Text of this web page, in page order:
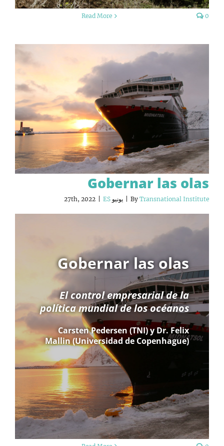
Read More 0
Gobernar las olas
By Transnational Institute يونيو 27th, 2022 ES
Gobernar las olas
El control empresarial de la
política mundial de los océanos
Carsten Pedersen (TNI) y Dr. Felix
Mallin (Universidad de Copenhague)